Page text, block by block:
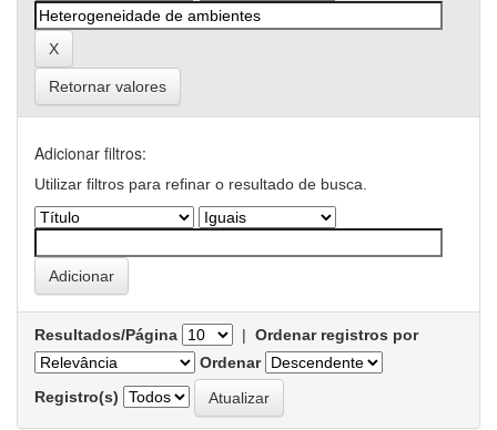
Retornar valores
Adicionar filtros:
Utilizar filtros para refinar o resultado de busca.
Resultados/Página | Ordenar registros por
Ordenar
Registro(s)